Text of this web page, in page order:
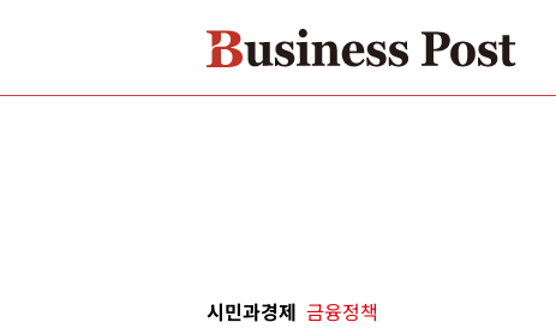
시민과경제 금융정책